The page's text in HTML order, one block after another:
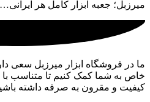
میرزبل؛ جعبه ابزار کامل هر ایرانی…
ما در فروشگاه ابزار میرزبل سعی
خاص به شما کمک کنیم تا متناسب با
کیفیت و مقرون به صرفه داشته